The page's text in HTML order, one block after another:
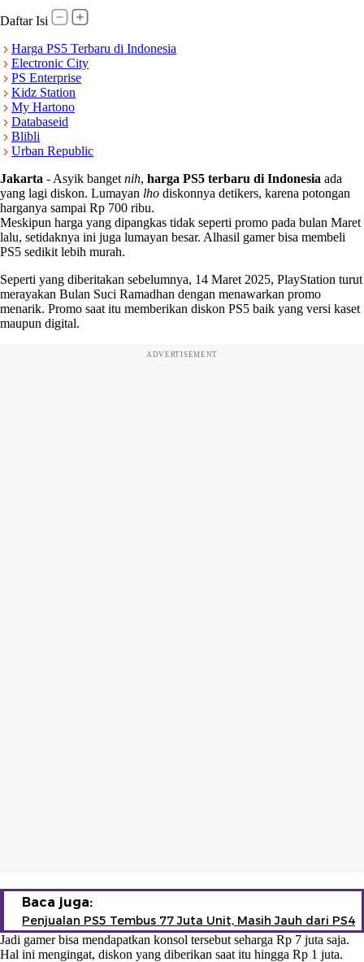
Daftar Isi
Harga PS5 Terbaru di Indonesia
Electronic City
PS Enterprise
Kidz Station
My Hartono
Databaseid
Blibli
Urban Republic
Jakarta - Asyik banget nih, harga PS5 terbaru di Indonesia ada
yang lagi diskon. Lumayan lho diskonnya detikers, karena potongan
harganya sampai Rp 700 ribu.
Meskipun harga yang dipangkas tidak seperti promo pada bulan Maret
lalu, setidaknya ini juga lumayan besar. Alhasil gamer bisa membeli
PS5 sedikit lebih murah.
Seperti yang diberitakan sebelumnya, 14 Maret 2025, PlayStation turut
merayakan Bulan Suci Ramadhan dengan menawarkan promo
menarik. Promo saat itu memberikan diskon PS5 baik yang versi kaset
maupun digital.
ADVERTISEMENT
Baca juga:
Penjualan PS5 Tembus 77 Juta Unit, Masih Jauh dari PS4
Jadi gamer bisa mendapatkan konsol tersebut seharga Rp 7 juta saja.
Hal ini mengingat, diskon yang diberikan saat itu hingga Rp 1 juta.